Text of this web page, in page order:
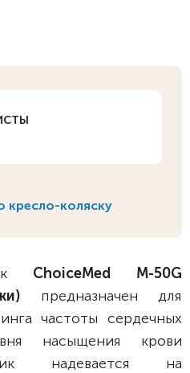
кресло-коляску
ChoiceMed M-50G
предназначен для
частоты сердечных
насыщения крови
надевается на